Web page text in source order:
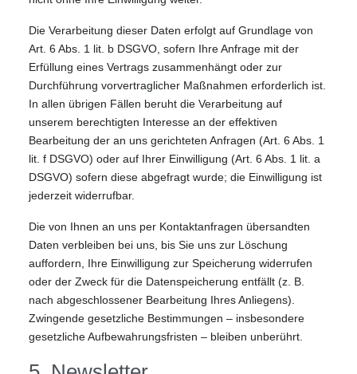
Die Verarbeitung dieser Daten erfolgt auf Grundlage von
Art. 6 Abs. 1 lit. b DSGVO, sofern Ihre Anfrage mit der
Erfüllung eines Vertrags zusammenhängt oder zur
Durchführung vorvertraglicher Maßnahmen erforderlich ist.
In allen übrigen Fällen beruht die Verarbeitung auf
unserem berechtigten Interesse an der effektiven
Bearbeitung der an uns gerichteten Anfragen (Art. 6 Abs. 1
lit. f DSGVO) oder auf Ihrer Einwilligung (Art. 6 Abs. 1 lit. a
DSGVO) sofern diese abgefragt wurde; die Einwilligung ist
jederzeit widerrufbar.
Die von Ihnen an uns per Kontaktanfragen übersandten
Daten verbleiben bei uns, bis Sie uns zur Löschung
auffordern, Ihre Einwilligung zur Speicherung widerrufen
oder der Zweck für die Datenspeicherung entfällt (z. B.
nach abgeschlossener Bearbeitung Ihres Anliegens).
Zwingende gesetzliche Bestimmungen – insbesondere
gesetzliche Aufbewahrungsfristen – bleiben unberührt.